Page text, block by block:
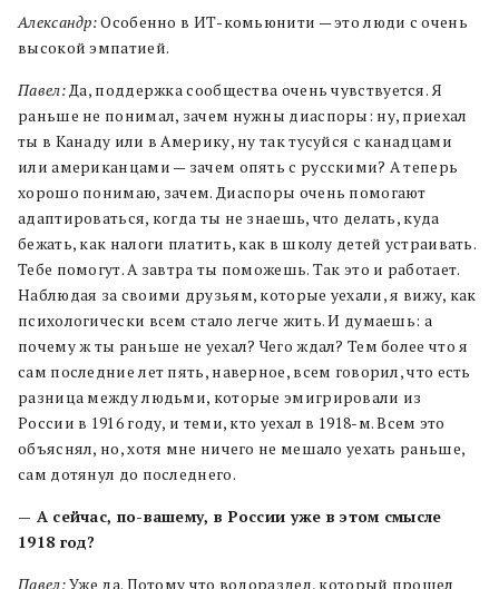
Александр:Особенно в ИТ-комьюнити — это люди с очень
высокой эмпатией.
Павел: Да, поддержка сообщества очень чувствуется. Я
раньше не понимал, зачем нужны диаспоры: ну, приехал
ты в Канаду или в Америку, ну так тусуйся с канадцами
или американцами — зачем опять с русскими? А теперь
хорошо понимаю, зачем. Диаспоры очень помогают
адаптироваться, когда ты не знаешь, что делать, куда
бежать, как налоги платить, как в школу детей устраивать.
Тебе помогут. А завтра ты поможешь. Так это и работает.
Наблюдая за своими друзьям, которые уехали, я вижу, как
психологически всем стало легче жить. И думаешь: а
почему ж ты раньше не уехал? Чего ждал? Тем более что я
сам последние лет пять, наверное, всем говорил, что есть
разница между людьми, которые эмигрировали из
России в 1916 году, и теми, кто уехал в 1918-м. Всем это
объяснял, но, хотя мне ничего не мешало уехать раньше,
сам дотянул до последнего.
— А сейчас, по-вашему, в России уже в этом смысле
1918 год?
Павел:Уже да. Потому что водораздел, который прошел